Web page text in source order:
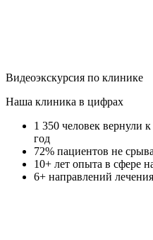
Видеоэкскурсия по клинике
Наша клиника в цифрах
1 350 человек вернули
год
72% пациентов не
10+ лет опыта в сфере
6+ направлений